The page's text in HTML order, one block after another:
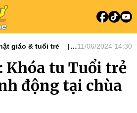
giáo & tuổi trẻ
Ni giới
11/06/2024 14:30
Khóa tu Tuổi trẻ
động tại chùa